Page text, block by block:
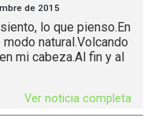
de 2015
lo que pienso.En
natural.Volcando
mi cabeza.Al fin y al
Ver noticia completa